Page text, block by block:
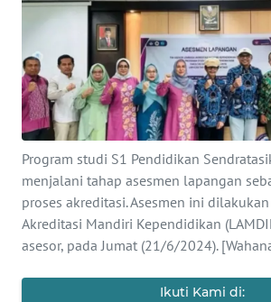
Program studi S1 Pendidikan
menjalani tahap asesmen lapangan
proses akreditasi. Asesmen ini
Akreditasi Mandiri Kependidikan
asesor, pada Jumat (21/6/2024).
Ikuti Kami di:
Informasi
INDEKS
BERITA
KONTAK
KAMI
INFO
IKLAN
TENTANG